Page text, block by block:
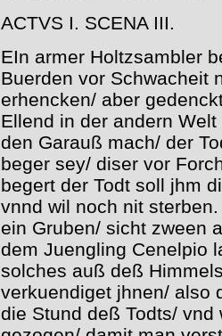
ACTVS I. SCENA III.
EIn armer Holtzsambler
Buerden vor Schwacheit
erhencken/ aber
Ellend in der andern
den Garauß mach/ der
beger sey/ diser vor
begert der Todt soll jhm
vnnd wil noch nit
ein Gruben/ sicht zween
dem Juengling Cenelpio
solches auß deß
verkuendiget jhnen/ also
die Stund deß Todts/